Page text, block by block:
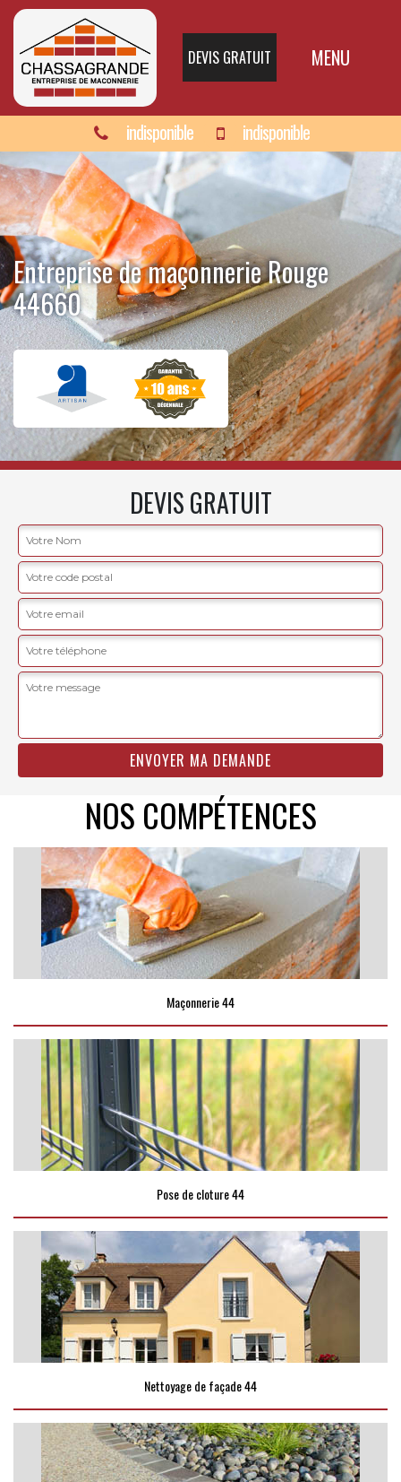
DEVIS GRATUIT MENU
indisponible indisponible
Entreprise de maçonnerie Rouge
44660
DEVIS GRATUIT
NOS COMPÉTENCES
Maçonnerie 44
Pose de cloture 44
Nettoyage de façade 44